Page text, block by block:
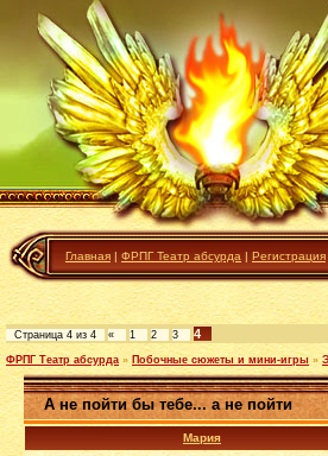
Главная | ФРПГ Театр абсурда | Регистрация
Страница 4 из 4 « 1 2 3 4
ФРПГ Театр абсурда » Побочные сюжеты и мини-игры »
А не пойти бы тебе... а не пойти
Мария